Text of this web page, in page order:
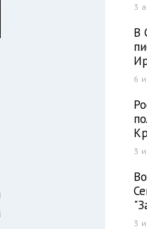
3
В
6
3
3